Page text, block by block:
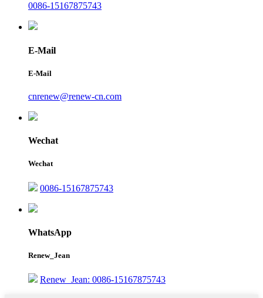
0086-15167875743
E-Mail
E-Mail
cnrenew@renew-cn.com
Wechat
Wechat
0086-15167875743
WhatsApp
Renew_Jean
Renew_Jean: 0086-15167875743